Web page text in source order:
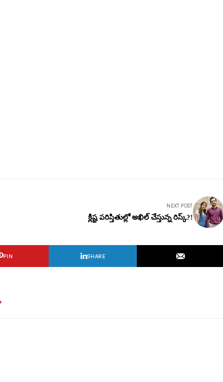
NEXT POST
క్లిష్ట పరిస్తితుల్లో అఖిల్ చేస్తున్న రిస్క్?!
PIN SHARE